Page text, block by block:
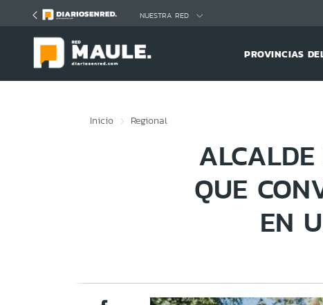
NUESTRA RED
PROVINCIAS
Inicio Regional
QUE
EN